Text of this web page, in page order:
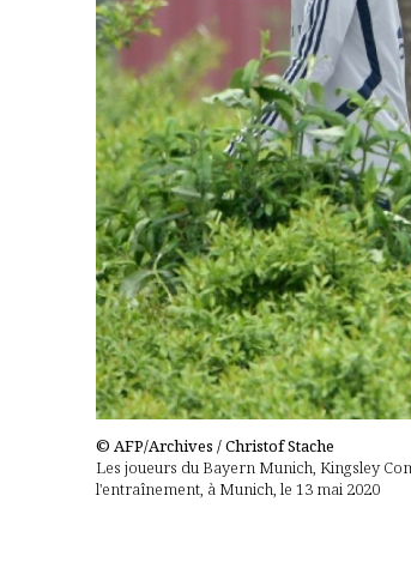
© AFP/Archives / Christof Stache
Les joueurs du Bayern Munich, Kingsley
l'entraînement, à Munich, le 13 mai 2020